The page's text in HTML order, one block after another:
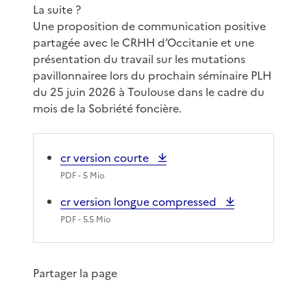
La suite ?
Une proposition de communication positive
partagée avec le CRHH d’Occitanie et une
présentation du travail sur les mutations
pavillonnairee lors du prochain séminaire PLH
du 25 juin 2026 à Toulouse dans le cadre du
mois de la Sobriété foncière.
cr version courte
PDF- 5 Mio
cr version longue compressed
PDF- 5.5 Mio
Partager la page